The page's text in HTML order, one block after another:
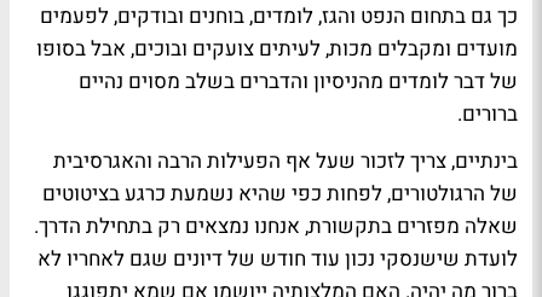
כך גם בתחום הנפט והגז, לומדים, בוחנים ובודקים, לפעמים
מועדים ומקבלים מכות, לעיתים צועקים ובוכים, אבל בסופו
של דבר לומדים מהניסיון והדברים בשלב מסוים נהיים
ברורים.
בינתיים, צריך לזכור שעל אף הפעילות הרבה והאגרסיבית
של הרגולטורים, לפחות כפי שהיא נשמעת כרגע בציטוטים
שאלה מפזרים בתקשורת, אנחנו נמצאים רק בתחילת הדרך.
לועדת שישנסקי נכון עוד חודש של דיונים שגם לאחריו לא